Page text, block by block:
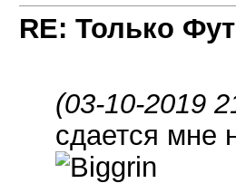
RE: Только
(03-10-2019
сдается мне